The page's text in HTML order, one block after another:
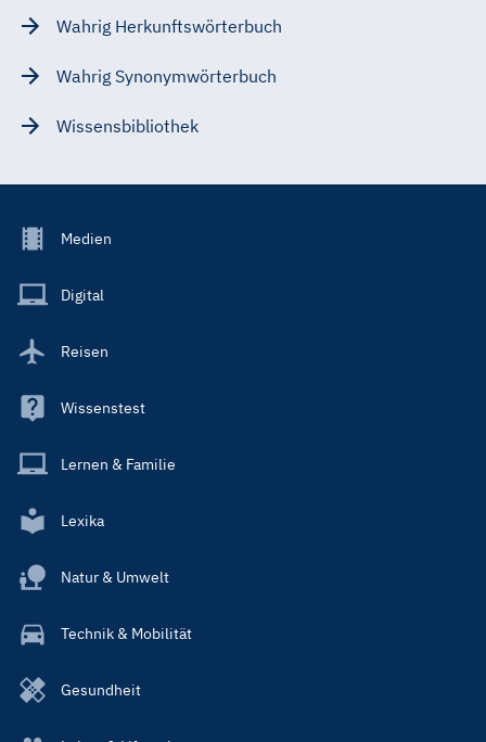
Wahrig Herkunftswörterbuch
Wahrig Synonymwörterbuch
Wissensbibliothek
Footer
Main
Medien
Digital
Reisen
Wissenstest
Lernen & Familie
Lexika
Natur & Umwelt
Technik & Mobilität
Gesundheit